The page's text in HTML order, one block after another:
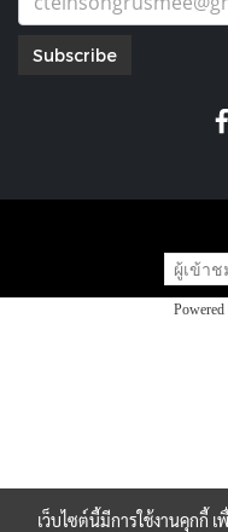
Subscribe
ผู้เข้า
Powered
เว็บไซต์นี้มีการใช้งานคุกกี้